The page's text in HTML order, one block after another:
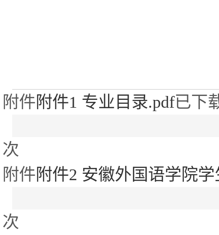
附件附件1 专业目录.pdf已下
次
附件附件2 安徽外国语学院
次